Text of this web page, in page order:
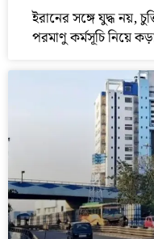
ইরানের সঙ্গে যুদ্ধ নয়,
পরমাণু কর্মসূচি নিয়ে কড়া